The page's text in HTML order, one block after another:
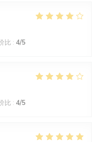
比 : 4/5
比 : 4/5